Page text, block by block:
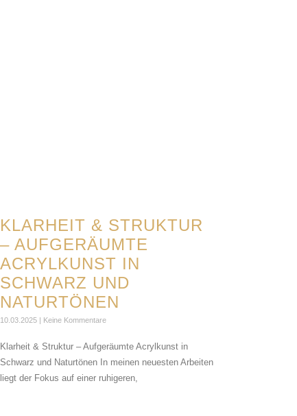
KLARHEIT & STRUKTUR
– AUFGERÄUMTE
ACRYLKUNST IN
SCHWARZ UND
NATURTÖNEN
10.03.2025 Keine Kommentare
Klarheit & Struktur – Aufgeräumte Acrylkunst in
Schwarz und Naturtönen In meinen neuesten Arbeiten
liegt der Fokus auf einer ruhigeren,